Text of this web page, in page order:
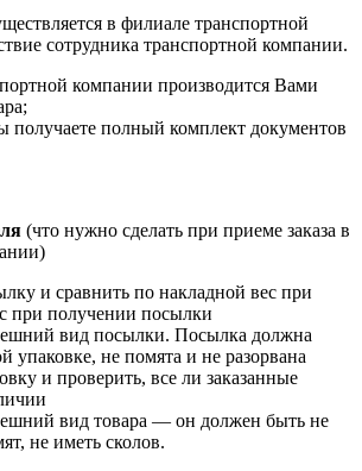
в филиале транспортной
сотрудника транспортной компании.
компании производится Вами
получаете полный комплект документов
(что нужно сделать при приеме заказа в
и сравнить по накладной вес при
при получении посылки
вид посылки. Посылка должна
упаковке, не помята и не разорвана
и проверить, все ли заказанные
вид товара — он должен быть не
не иметь сколов.